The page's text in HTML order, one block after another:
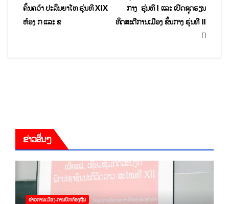
ກາງ ຮຸ່ນທີ I ແລະ ເປີດຊຸດຮຽນ
ທິດສະດີການເມືອງ ຂັ້ນກາງ ຮຸ່ນທີ II
ຄົ້ນຄວ້າ ປະລິນຍາໂທ ຮຸ່ນທີ XIX
ຫ້ອງ ກ ແລະ ຂ
ຂ່າວອື່ນໆ
ຂ່າວການເມືອງ-ການປົກທ້ອງຖີນ